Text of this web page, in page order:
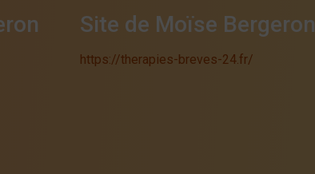
Site de Moïse Bergeron
https://therapies-breves-24.fr/